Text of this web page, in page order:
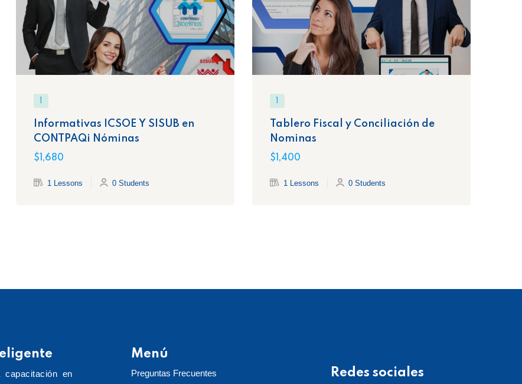
Informativas ICSOE Y SISUB en
CONTPAQi Nóminas
$1,680
1 Lessons 0 Students
Tablero Fiscal y Conciliación de
Nominas
$1,400
1 Lessons 0 Students
en
Menú
Preguntas Frecuentes
Redes sociales